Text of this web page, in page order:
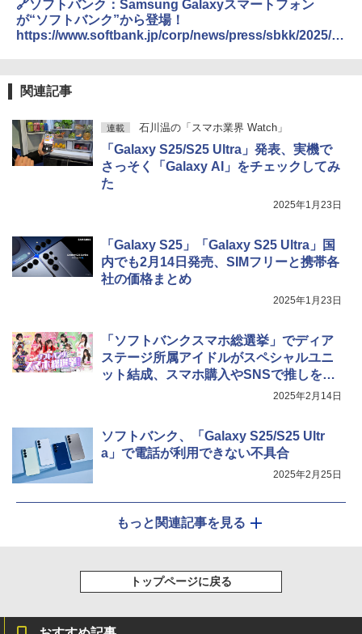
🔗ソフトバンク：Samsung Galaxyスマートフォン
が“ソフトバンク”から登場！
https://www.softbank.jp/corp/news/press/sbkk/2025/2
関連記事
連載 石川温の「スマホ業界 Watch」
「Galaxy S25/S25 Ultra」発表、実機で
さっそく「Galaxy AI」をチェックしてみ
た
2025年1月23日
「Galaxy S25」「Galaxy S25 Ultra」国
内でも2月14日発売、SIMフリーと携帯各
社の価格まとめ
2025年1月23日
「ソフトバンクスマホ総選挙」でディア
ステージ所属アイドルがスペシャルユニ
ット結成、スマホ購入やSNSで推しを応
2025年2月14日
ソフトバンク、「Galaxy S25/S25 Ultr
a」で電話が利用できない不具合
2025年2月25日
もっと関連記事を見る
トップページに戻る